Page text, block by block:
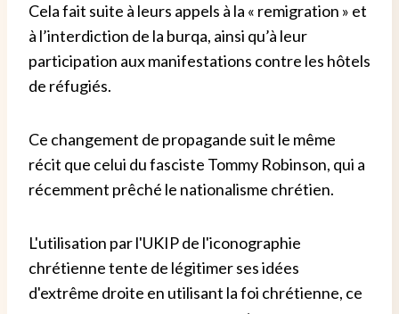
Cela fait suite à leurs appels à la « remigration » et
à l’interdiction de la burqa, ainsi qu’à leur
participation aux manifestations contre les hôtels
de réfugiés.
Ce changement de propagande suit le même
récit que celui du fasciste Tommy Robinson, qui a
récemment prêché le nationalisme chrétien.
L'utilisation par l'UKIP de l'iconographie
chrétienne tente de légitimer ses idées
d'extrême droite en utilisant la foi chrétienne, ce